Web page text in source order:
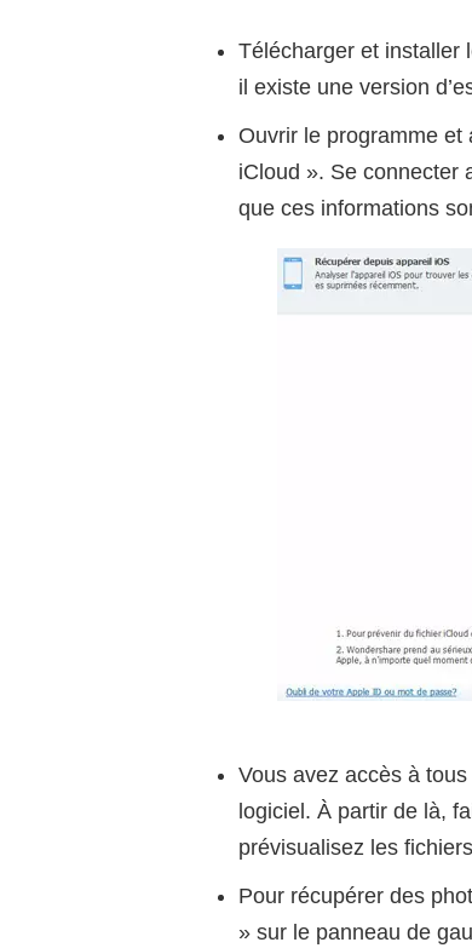
Télécharger et installer
il existe une version
Ouvrir le programme
iCloud ». Se connecter
que ces informations
Vous avez accès à
logiciel. À partir de là,
prévisualisez les
Pour récupérer des
» sur le panneau de